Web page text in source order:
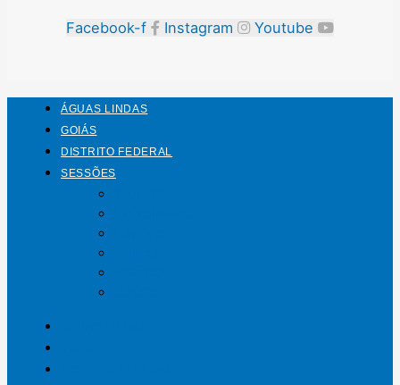
Facebook-f Instagram Youtube
ÁGUAS LINDAS
GOIÁS
DISTRITO FEDERAL
SESSÕES